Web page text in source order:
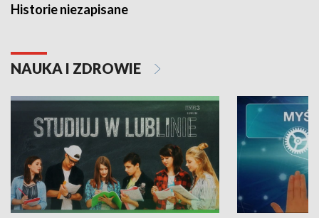
Historie niezapisane
NAUKA I ZDROWIE